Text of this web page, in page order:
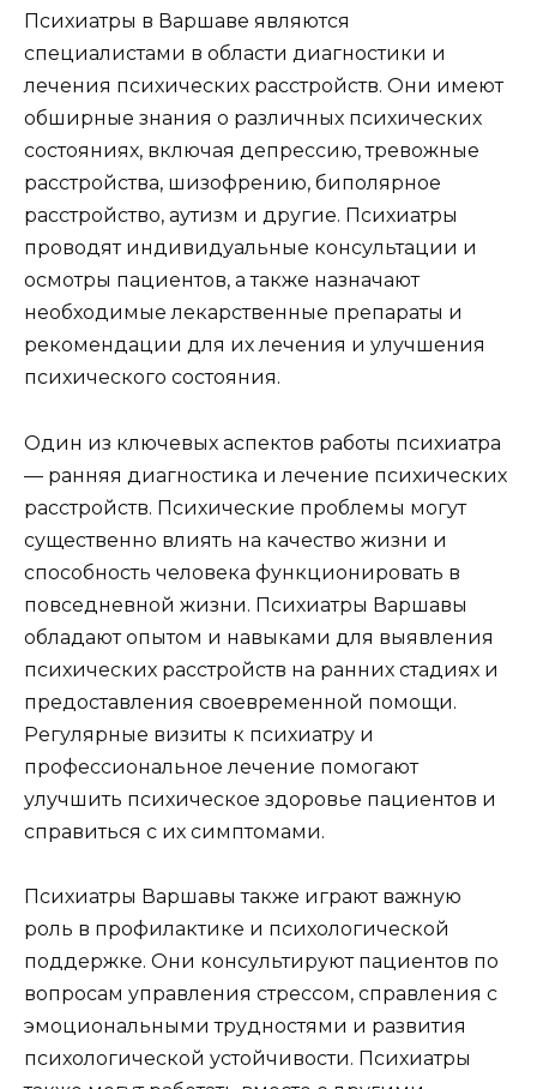
Психиатры в Варшаве являются
специалистами в области диагностики и
лечения психических расстройств. Они имеют
обширные знания о различных психических
состояниях, включая депрессию, тревожные
расстройства, шизофрению, биполярное
расстройство, аутизм и другие. Психиатры
проводят индивидуальные консультации и
осмотры пациентов, а также назначают
необходимые лекарственные препараты и
рекомендации для их лечения и улучшения
психического состояния.
Один из ключевых аспектов работы психиатра
— ранняя диагностика и лечение психических
расстройств. Психические проблемы могут
существенно влиять на качество жизни и
способность человека функционировать в
повседневной жизни. Психиатры Варшавы
обладают опытом и навыками для выявления
психических расстройств на ранних стадиях и
предоставления своевременной помощи.
Регулярные визиты к психиатру и
профессиональное лечение помогают
улучшить психическое здоровье пациентов и
справиться с их симптомами.
Психиатры Варшавы также играют важную
роль в профилактике и психологической
поддержке. Они консультируют пациентов по
вопросам управления стрессом, справления с
эмоциональными трудностями и развития
психологической устойчивости. Психиатры